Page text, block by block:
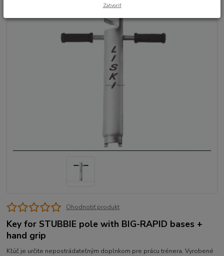
Ohodnotiť produkt
Key for STUBBIE pole with BIG-RAPID bases +
hand grip
Kľúč je určite nepostrádateľným doplnkom pre prácu trénera. Vyrobené
Zatvoriť